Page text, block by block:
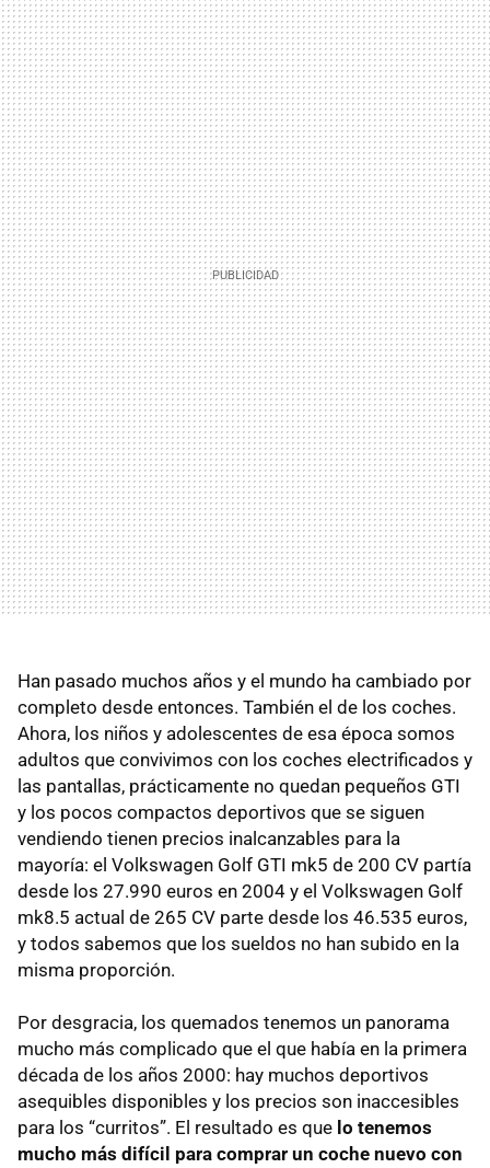
Han pasado muchos años y el mundo ha cambiado por
completo desde entonces. También el de los coches.
Ahora, los niños y adolescentes de esa época somos
adultos que convivimos con los coches electrificados y
las pantallas, prácticamente no quedan pequeños GTI
y los pocos compactos deportivos que se siguen
vendiendo tienen precios inalcanzables para la
mayoría: el Volkswagen Golf GTI mk5 de 200 CV partía
desde los 27.990 euros en 2004 y el Volkswagen Golf
mk8.5 actual de 265 CV parte desde los 46.535 euros,
y todos sabemos que los sueldos no han subido en la
misma proporción.
Por desgracia, los quemados tenemos un panorama
mucho más complicado que el que había en la primera
década de los años 2000: hay muchos deportivos
asequibles disponibles y los precios son inaccesibles
para los “curritos”. El resultado es que lo tenemos
mucho más difícil para comprar un coche nuevo con